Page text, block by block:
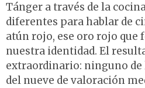
Tánger a través de la
diferentes para hablar de
atún rojo, ese oro rojo que
nuestra identidad. El
extraordinario: ninguno
del nueve de valoración